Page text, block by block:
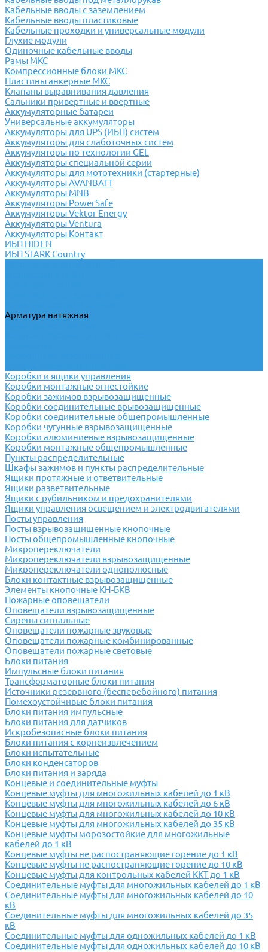
Кабельные вводы с заземлением
Кабельные вводы пластиковые
Кабельные проходки и универсальные модули
Глухие модули
Одиночные кабельные вводы
Рамы МКС
Компрессионные блоки МКС
Пластины анкерные МКС
Клапаны выравнивания давления
Сальники привертные и ввертные
Аккумуляторные батареи
Универсальные аккумуляторы
Аккумуляторы для UPS (ИБП) систем
Аккумуляторы для слаботочных систем
Аккумуляторы по технологии GEL
Аккумуляторы специальной серии
Аккумуляторы для мототехники (стартерные)
Аккумуляторы AVANBATT
Аккумуляторы MNB
Аккумуляторы PowerSafe
Аккумуляторы Vektor Energy
Аккумуляторы Ventura
Аккумуляторы Контакт
ИБП HIDEN
ИБП STARK Country
Арматура натяжная
Коробки и ящики управления
Коробки монтажные огнестойкие
Коробки зажимов взрывозащищенные
Коробки соединительные врывозащищенные
Коробки соединительные общепромышленные
Коробки чугунные взрывозащищенные
Коробки алюминиевые взрывозащищенные
Коробки монтажные общепромышленные
Пункты распределительные
Шкафы зажимов и пункты распределительные
Ящики протяжные и ответвительные
Ящики разветвительные
Ящики с рубильником и предохранителями
Ящики управления освещением и электродвигателями
Посты управления
Посты взрывозащищенные кнопочные
Посты общепромышленные кнопочные
Микропереключатели
Микропереключатели взрывозащищенные
Микропереключатели однополюсные
Блоки контактные взрывозащищенные
Элементы кнопочные КН-БКВ
Пожарные оповещатели
Оповещатели взрывозащищенные
Сирены сигнальные
Оповещатели пожарные звуковые
Оповещатели пожарные комбинированные
Оповещатели пожарные световые
Блоки питания
Импульсные блоки питания
Трансформаторные блоки питания
Источники резервного (бесперебойного) питания
Помехоустойчивые блоки питания
Блоки питания импульсные
Блоки питания для датчиков
Искробезопасные блоки питания
Блоки питания с корнеизвлечением
Блоки испытательные
Блоки конденсаторов
Блоки питания и заряда
Концевые и соединительные муфты
Концевые муфты для многожильных кабелей до 1 кВ
Концевые муфты для многожильных кабелей до 6 кВ
Концевые муфты для многожильных кабелей до 10 кВ
Концевые муфты для многожильных кабелей до 35 кВ
Концевые муфты морозостойкие для многожильные
кабелей до 1 кВ
Концевые муфты не распостраняющие горение до 1 кВ
Концевые муфты не распостраняющие горение до 10 кВ
Концевые муфты для контрольных кабелей ККТ до 1 кВ
Соединительные муфты для многожильных кабелей до 1 кВ
Соединительные муфты для многожильных кабелей до 10
кВ
Соединительные муфты для многожильных кабелей до 35
кВ
Соединительные муфты для одножильных кабелей до 1 кВ
Соединительные муфты для одножильных кабелей до 10 кВ